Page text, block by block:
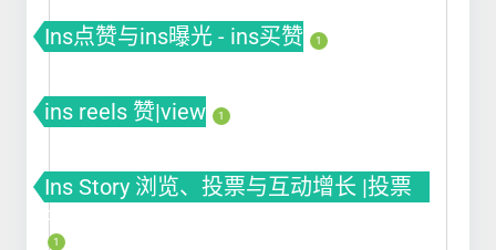
Ins点赞与ins曝光 - ins买赞 1
ins reels 赞|view 1
Ins Story 浏览、投票与互动增长 |投票
Poll
1